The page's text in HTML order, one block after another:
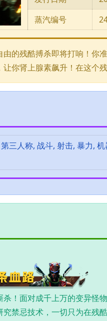
蒸汽编号
的残酷搏杀即将打响！你
你肾上腺素飙升！在这个
三人称, 战斗, 射击, 暴力,
！面对成千上万的变异怪
禁忌技术，一切只为在残